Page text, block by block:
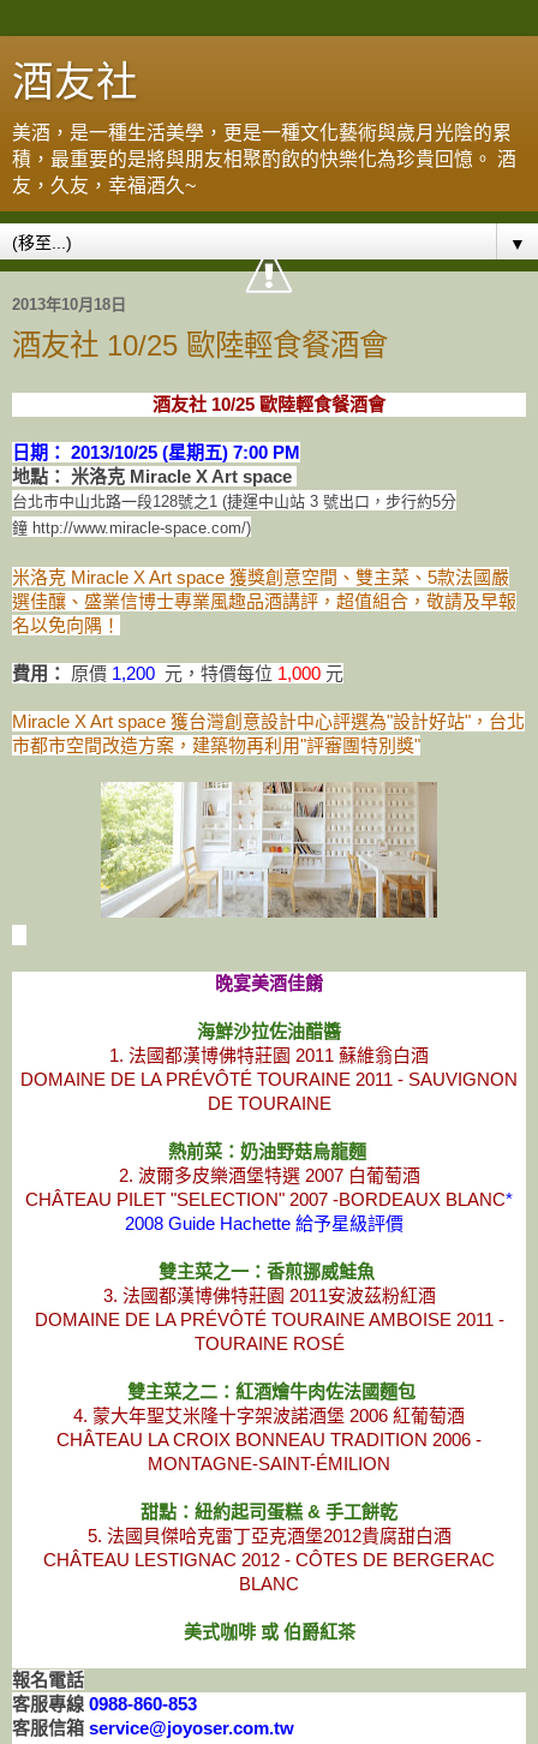
酒友社
美酒，是一種生活美學，更是一種文化藝術與歲月光陰的累
積，最重要的是將與朋友相聚酌飲的快樂化為珍貴回憶。 酒
友，久友，幸福酒久~
▼
2013年10月18日
酒友社 10/25 歐陸輕食餐酒會
酒友社 10/25 歐陸輕食餐酒會
日期： 2013/10/25 (星期五) 7:00 PM
地點： 米洛克 Miracle X Art space
台北市中山北路一段128號之1 (捷運中山站 3 號出口，步行約5分
鐘 http://www.miracle-space.com/)
米洛克 Miracle X Art space 獲獎創意空間、雙主菜、5款法國嚴
選佳釀、盛業信博士專業風趣品酒講評，超值組合，敬請及早報
名以免向隅！
費用： 原價 1,200 元， 特價每位 1,000 元
Miracle X Art space 獲台灣創意設計中心評選為"設計好站"， 台北
市都市空間改造方案，建築物再利用"評審團特別獎"
晚宴美酒佳餚
海鮮沙拉佐油醋醬
1. 法國都漢博佛特莊園 2011 蘇維翁白酒
DOMAINE DE LA PRÉVÔTÉ TOURAINE 2011 - SAUVIGNON
DE TOURAINE
熱前菜：奶油野菇烏龍麵
2. 波爾多皮樂酒堡特選 2007 白葡萄酒
CHÂTEAU PILET "SELECTION" 2007 -BORDEAUX BLANC*
2008 Guide Hachette 給予星級評價
雙主菜之一：香煎挪威鮭魚
3. 法國都漢博佛特莊園 2011安波茲粉紅酒
DOMAINE DE LA PRÉVÔTÉ TOURAINE AMBOISE 2011 -
TOURAINE ROSÉ
雙主菜之二：紅酒燴牛肉佐法國麵包
4. 蒙大年聖艾米隆十字架波諾酒堡 2006 紅葡萄酒
CHÂTEAU LA CROIX BONNEAU TRADITION 2006 -
MONTAGNE-SAINT-ÉMILION
甜點：紐約起司蛋糕 & 手工餅乾
5. 法國貝傑哈克雷丁亞克酒堡2012貴腐甜白酒
CHÂTEAU LESTIGNAC 2012 - CÔTES DE BERGERAC
BLANC
美式咖啡 或 伯爵紅茶
報名電話
客服專線 0988-860-853
客服信箱 service@joyoser.com.tw